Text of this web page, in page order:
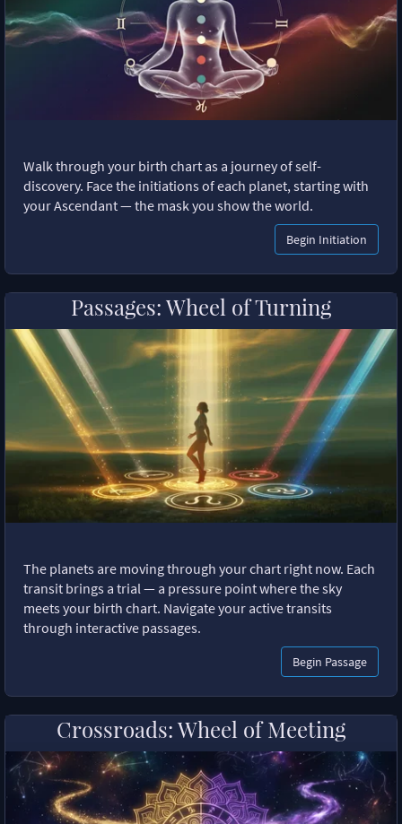
Walk through your birth chart as a journey of self-
discovery. Face the initiations of each planet, starting with
your Ascendant — the mask you show the world.
Begin Initiation
Passages: Wheel of Turning
The planets are moving through your chart right now. Each
transit brings a trial — a pressure point where the sky
meets your birth chart. Navigate your active transits
through interactive passages.
Begin Passage
Crossroads: Wheel of Meeting